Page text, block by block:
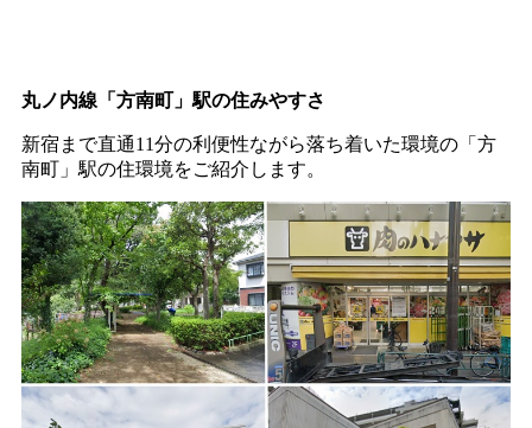
丸ノ内線「方南町」駅の住みやすさ
新宿まで直通11分の利便性ながら落ち着いた環境の「方
南町」駅の住環境をご紹介します。